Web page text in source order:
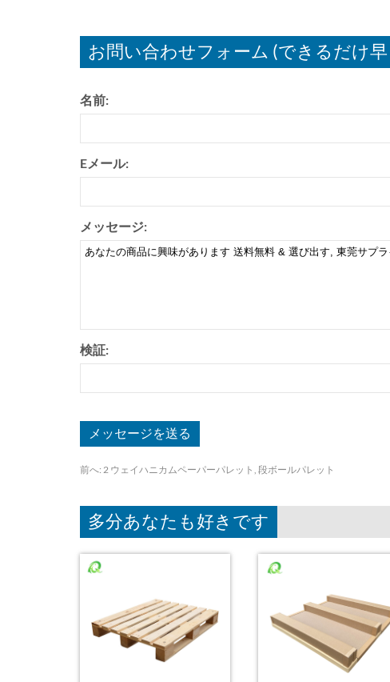
お問い合わせフォーム (できるだけ
名前:
Eメール:
メッセージ:
検証:
前へ: 2 ウェイハニカムペーパーパレット, 段ボールパレット
多分あなたも好きです